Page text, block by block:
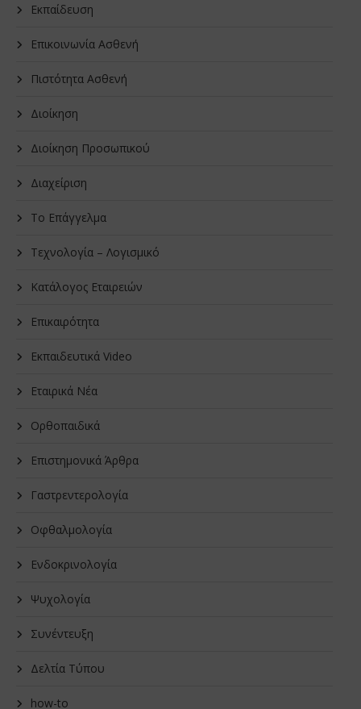
Εκπαίδευση
Επικοινωνία Ασθενή
Πιστότητα Ασθενή
Διοίκηση
Διοίκηση Προσωπικού
Διαχείριση
Το Επάγγελμα
Τεχνολογία – Λογισμικό
Κατάλογος Εταιρειών
Επικαιρότητα
Εκπαιδευτικά Video
Εταιρικά Νέα
Oρθοπαιδικά
Επιστημονικά Άρθρα
Γαστρεντερολογία
Οφθαλμολογία
Ενδοκρινολογία
Ψυχολογία
Συνέντευξη
Δελτία Τύπου
how-to